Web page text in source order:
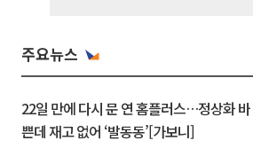
주요뉴스
22일 만에 다시 문 연 홈플러스…정상화 바
쁜데 재고 없어 ‘발동동’[가보니]